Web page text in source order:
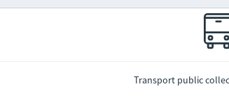
Transport public